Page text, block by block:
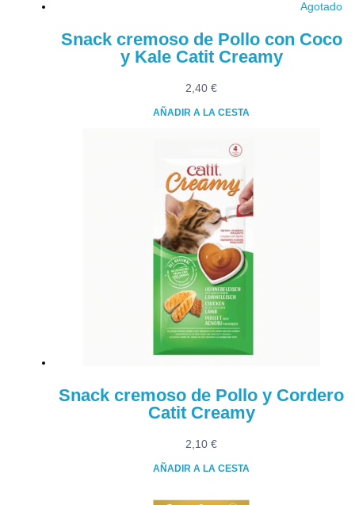
Agotado
Snack cremoso de Pollo con Coco
y Kale Catit Creamy
2,40 €
AÑADIR A LA CESTA
Snack cremoso de Pollo y Cordero
Catit Creamy
2,10 €
AÑADIR A LA CESTA